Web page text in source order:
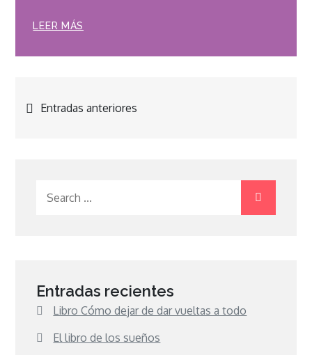
LEER MÁS
Navegación
Entradas anteriores
Entradas recientes
Libro Cómo dejar de dar vueltas a todo
El libro de los sueños